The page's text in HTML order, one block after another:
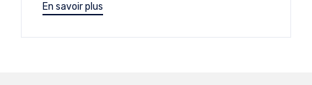
En savoir plus